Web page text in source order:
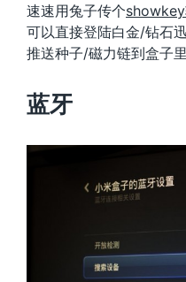
速速用兔子传个
可以直接登陆白金/钻石
推送种子/磁力链到盒子里
蓝牙